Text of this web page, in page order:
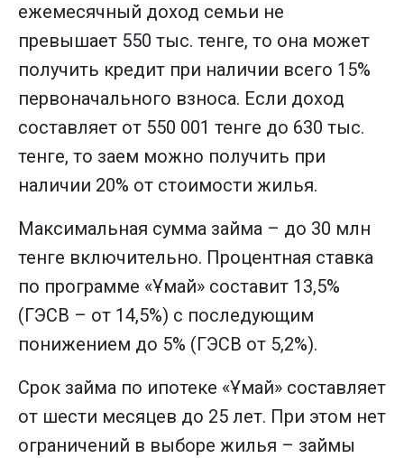
ежемесячный доход семьи не
превышает 550 тыс. тенге, то она может
получить кредит при наличии всего 15%
первоначального взноса. Если доход
составляет от 550 001 тенге до 630 тыс.
тенге, то заем можно получить при
наличии 20% от стоимости жилья.
Максимальная сумма займа – до 30 млн
тенге включительно. Процентная ставка
по программе «Ұмай» составит 13,5%
(ГЭСВ – от 14,5%) с последующим
понижением до 5% (ГЭСВ от 5,2%).
Срок займа по ипотеке «Ұмай» составляет
от шести месяцев до 25 лет. При этом нет
ограничений в выборе жилья – займы